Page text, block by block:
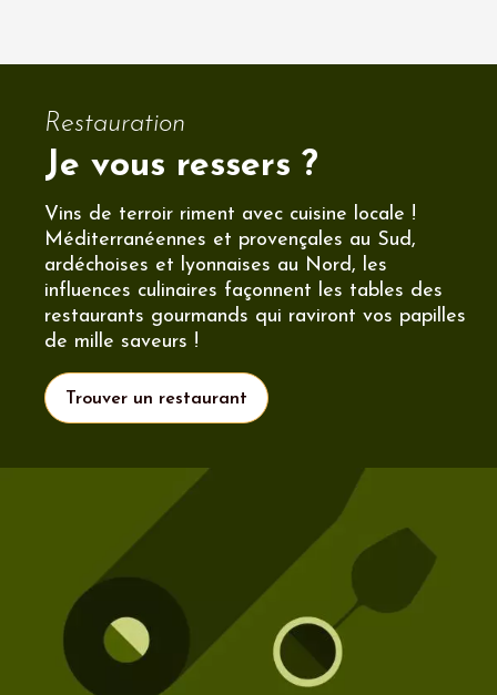
Restauration
Je vous ressers ?
Vins de terroir riment avec cuisine locale !
Méditerranéennes et provençales au Sud,
ardéchoises et lyonnaises au Nord, les
influences culinaires façonnent les tables des
restaurants gourmands qui raviront vos papilles
de mille saveurs !
Trouver un restaurant